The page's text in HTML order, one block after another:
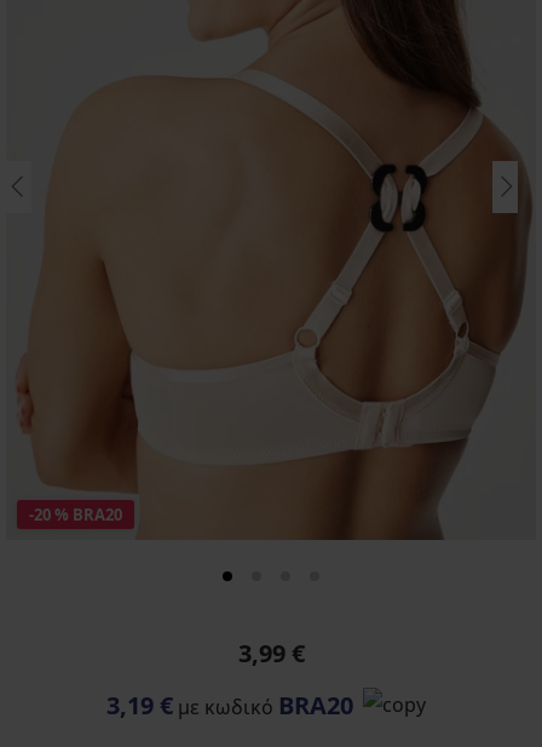
-20 % BRA20
3,99 €
3,19 € με κωδικό BRA20